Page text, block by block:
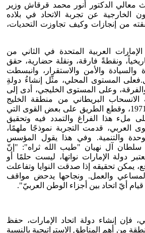
معالي الدكتور أنور محمد قرقاش وزير
الخارجية عن تجربة الاتحاد في بلاده
من إنجازات وكيف تجاوزت التحديات،
العربية المتحدة في الثاني من
حدثاً تاريخياً، ونقطةً فارقة، ونقلة حضارية، حقق
والسيادة والأمن والاستقرار، وانبسطت
المستوى المحلي، مثّل إنشاءُ دولةِ
والفرقة، وعلى المستوى الخليجي، أدى إلى
البريطاني من منطقة الخليج
العربي في أواخر عام 1971، وقطع الطريق على بعض القوى التي
ملء هذا الفراغ والتمدد فيه وتحقيق
العربي، قدمت التجربة نموذجًا ملهمًا،
والتنمية. وفي هذا يقول المؤسس
سلطان آل نهيان "طيب الله ثراه": "إنّ
دولة الإمارات نواتها، ليست حلمًا أو
يمكن تحقيقه إذا صدقت النوايا وتفاعلت
والعمل. ونجاحها يدحض مواقف
أيّ اتحاد بين أجزاء الوطن العربيّ".
فإن إنشاء دولة اتحاد الإمارات، حفظ
من أهم المناطق الاستراتيجية بالنسبة